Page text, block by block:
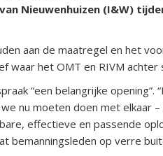
Nieuwenhuizen (I&W)
aan de maatregel en het
waar het OMT en RIVM achter
“een belangrijke
nu moeten doen met elkaar
effectieve en passende
bemanningsleden op verre